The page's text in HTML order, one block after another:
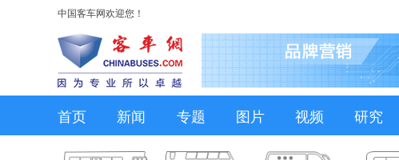
中国客车网欢迎您！
首页 新闻 专题 图片 视频 研究